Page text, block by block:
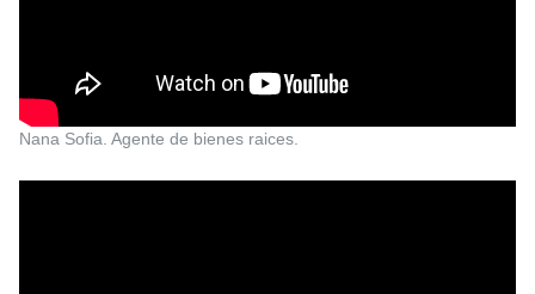
Nana Sofia. Agente de bienes raices.